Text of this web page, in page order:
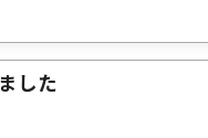
した